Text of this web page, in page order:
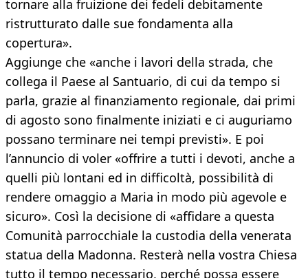
tornare alla fruizione dei fedeli debitamente
ristrutturato dalle sue fondamenta alla
copertura».
Aggiunge che «anche i lavori della strada, che
collega il Paese al Santuario, di cui da tempo si
parla, grazie al finanziamento regionale, dai primi
di agosto sono finalmente iniziati e ci auguriamo
possano terminare nei tempi previsti». E poi
l’annuncio di voler «offrire a tutti i devoti, anche a
quelli più lontani ed in difficoltà, possibilità di
rendere omaggio a Maria in modo più agevole e
sicuro». Così la decisione di «affidare a questa
Comunità parrocchiale la custodia della venerata
statua della Madonna. Resterà nella vostra Chiesa
tutto il tempo necessario, perché possa essere